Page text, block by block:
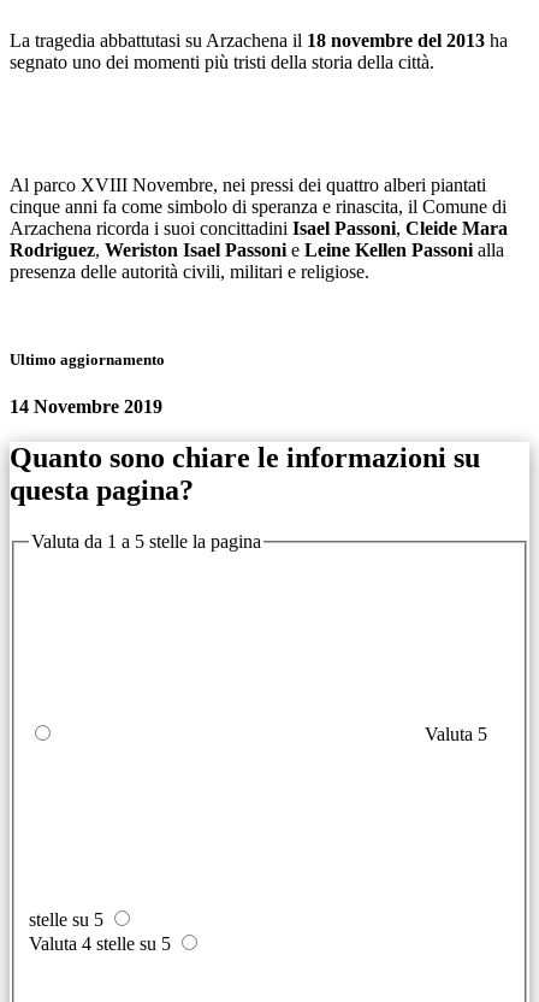
La tragedia abbattutasi su Arzachena il 18 novembre del 2013 ha
segnato uno dei momenti più tristi della storia della città.
Al parco XVIII Novembre, nei pressi dei quattro alberi piantati
cinque anni fa come simbolo di speranza e rinascita, il Comune di
Arzachena ricorda i suoi concittadini Isael Passoni, Cleide Mara
Rodriguez, Weriston Isael Passoni e Leine Kellen Passoni alla
presenza delle autorità civili, militari e religiose.
Ultimo aggiornamento
14 Novembre 2019
Quanto sono chiare le informazioni su
questa pagina?
Valuta da 1 a 5 stelle la pagina
Valuta 5
stelle su 5
Valuta 4 stelle su 5